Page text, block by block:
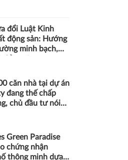
đổi Luật Kinh
động sản: Hướng
minh bạch,
căn nhà tại dự án
đang thế chấp
chủ đầu tư nói
Green Paradise
chứng nhận
thông minh dựa